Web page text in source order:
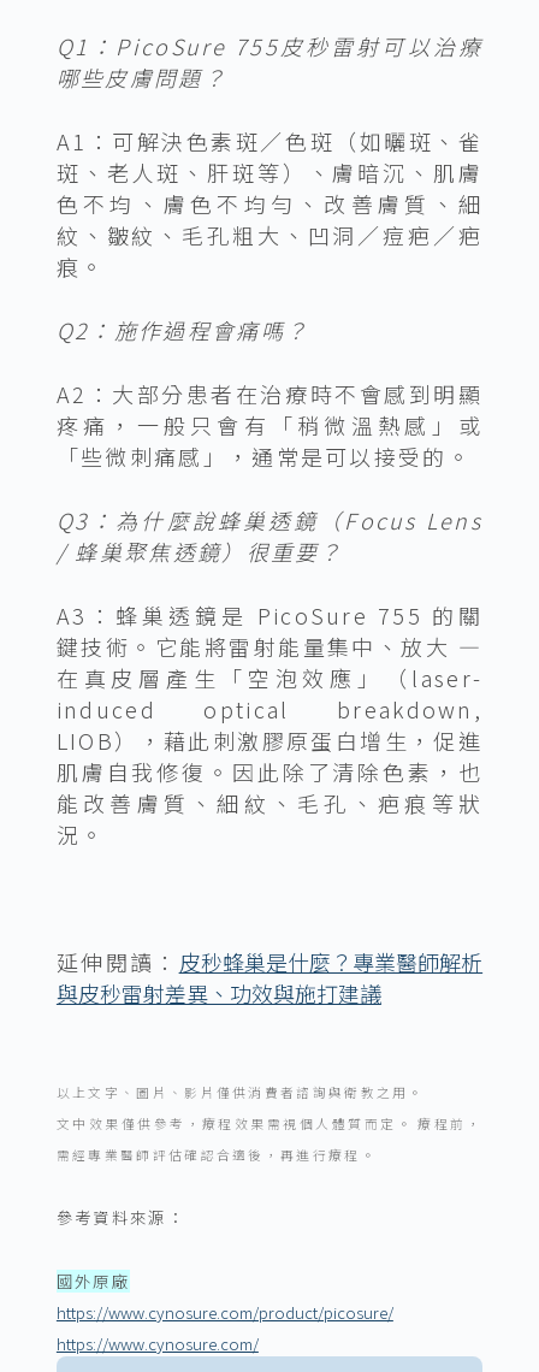
Q1：PicoSure 755皮秒雷射可以治療
哪些皮膚問題？
A1：可解決色素斑／色斑（如曬斑、雀
斑、老人斑、肝斑等）、膚暗沉、肌膚
色不均、膚色不均勻、改善膚質、細
紋、皺紋、毛孔粗大、凹洞／痘疤／疤
痕。
Q2：施作過程會痛嗎？
A2：大部分患者在治療時不會感到明顯
疼痛，一般只會有「稍微溫熱感」或
「些微刺痛感」，通常是可以接受的。
Q3：為什麼說蜂巢透鏡（Focus Lens
/ 蜂巢聚焦透鏡）很重要？
A3：蜂巢透鏡是 PicoSure 755 的關
鍵技術。它能將雷射能量集中、放大 —
在真皮層產生「空泡效應」（laser-
induced optical breakdown,
LIOB），藉此刺激膠原蛋白增生，促進
肌膚自我修復。因此除了清除色素，也
能改善膚質、細紋、毛孔、疤痕等狀
況。
延伸閱讀： 皮秒蜂巢是什麼？專業醫師解析
與皮秒雷射差異、功效與施打建議
以上文字、圖片、影片僅供消費者諮詢與衛教之用。
文中效果僅供參考，療程效果需視個人體質而定。 療程前，
需經專業醫師評估確認合適後，再進行療程。
參考資料來源：
國外原廠
https://www.cynosure.com/product/picosure/
https://www.cynosure.com/